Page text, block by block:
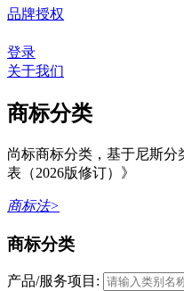
品牌授权
登录
关于我们
商标分类
尚标商标分类，基于尼斯
表（2026版修订）》
商标法>
商标分类
产品/服务项目: